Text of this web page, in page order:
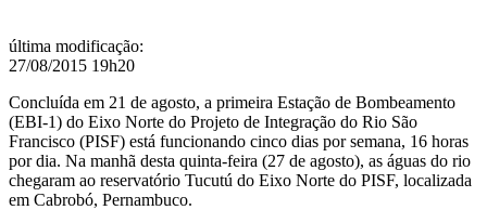
última modificação:
27/08/2015 19h20
Concluída em 21 de agosto, a primeira Estação de Bombeamento
(EBI-1) do Eixo Norte do Projeto de Integração do Rio São
Francisco (PISF) está funcionando cinco dias por semana, 16 horas
por dia. Na manhã desta quinta-feira (27 de agosto), as águas do rio
chegaram ao reservatório Tucutú do Eixo Norte do PISF, localizada
em Cabrobó, Pernambuco.